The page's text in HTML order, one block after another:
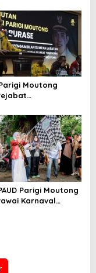
Asrama
Moutong
dan Pejabat
Parigi Moutong
Karnaval